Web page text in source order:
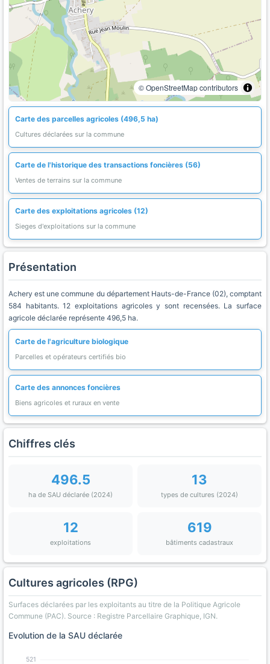
© OpenStreetMap contributors
Carte des parcelles agricoles (496,5 ha)
Cultures déclarées sur la commune
Carte de l'historique des transactions foncières (56)
Ventes de terrains sur la commune
Carte des exploitations agricoles (12)
Sieges d'exploitations sur la commune
Présentation
Achery est une commune du département Hauts-de-France (02), comptant
584 habitants. 12 exploitations agricoles y sont recensées. La surface
agricole déclarée représente 496,5 ha.
Carte de l'agriculture biologique
Parcelles et opérateurs certifiés bio
Carte des annonces foncières
Biens agricoles et ruraux en vente
Chiffres clés
496.5
ha de SAU déclarée (2024)
13
types de cultures (2024)
12
exploitations
619
bâtiments cadastraux
Cultures agricoles (RPG)
Surfaces déclarées par les exploitants au titre de la Politique Agricole
Commune (PAC). Source : Registre Parcellaire Graphique, IGN.
Evolution de la SAU déclarée
521